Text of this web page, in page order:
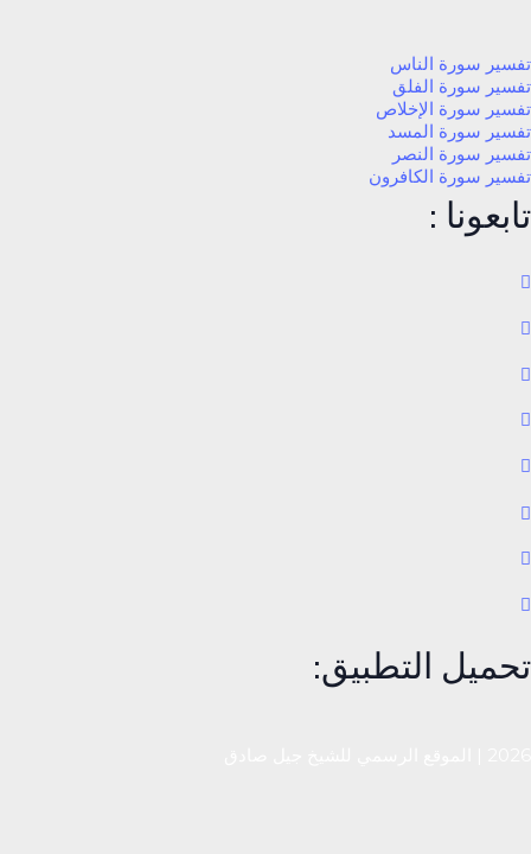
تفسير سورة الناس
تفسير سورة الفلق
تفسير سورة الإخلاص
تفسير سورة المسد
تفسير سورة النصر
تفسير سورة الكافرون
تابعونا :
تحميل التطبيق: